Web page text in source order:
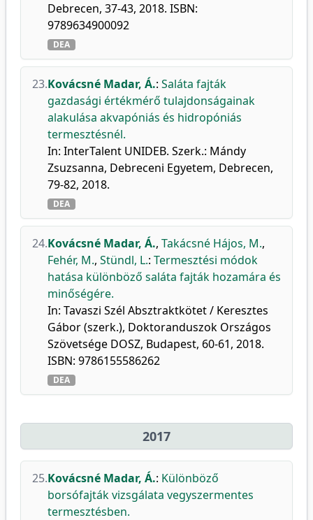
Debrecen, 37-43, 2018. ISBN:
9789634900092
DEA
23.Kovácsné Madar, Á.: Saláta fajták
gazdasági értékmérő tulajdonságainak
alakulása akvapóniás és hidropóniás
termesztésnél.
In: InterTalent UNIDEB. Szerk.: Mándy
Zsuzsanna, Debreceni Egyetem, Debrecen,
79-82, 2018.
DEA
24.Kovácsné Madar, Á., Takácsné Hájos, M.,
Fehér, M., Stündl, L.: Termesztési módok
hatása különböző saláta fajták hozamára és
minőségére.
In: Tavaszi Szél Absztraktkötet / Keresztes
Gábor (szerk.), Doktoranduszok Országos
Szövetsége DOSZ, Budapest, 60-61, 2018.
ISBN: 9786155586262
DEA
2017
25.Kovácsné Madar, Á.: Különböző
borsófajták vizsgálata vegyszermentes
termesztésben.